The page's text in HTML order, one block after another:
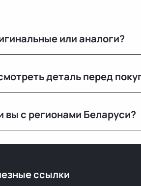
или аналоги?
пробегом.
деталь перед
вы с регионами Беларуси?
ссылки